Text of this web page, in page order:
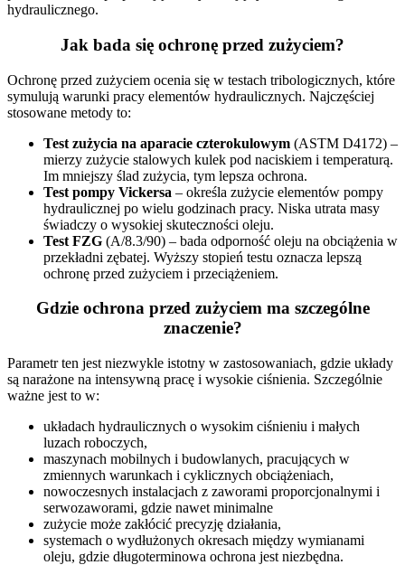
hydraulicznego.
Jak bada się ochronę przed zużyciem?
Ochronę przed zużyciem ocenia się w testach tribologicznych, które
symulują warunki pracy elementów hydraulicznych. Najczęściej
stosowane metody to:
Test zużycia na aparacie czterokulowym (ASTM D4172) –
mierzy zużycie stalowych kulek pod naciskiem i temperaturą.
Im mniejszy ślad zużycia, tym lepsza ochrona.
Test pompy Vickersa – określa zużycie elementów pompy
hydraulicznej po wielu godzinach pracy. Niska utrata masy
świadczy o wysokiej skuteczności oleju.
Test FZG (A/8.3/90) – bada odporność oleju na obciążenia w
przekładni zębatej. Wyższy stopień testu oznacza lepszą
ochronę przed zużyciem i przeciążeniem.
Gdzie ochrona przed zużyciem ma szczególne
znaczenie?
Parametr ten jest niezwykle istotny w zastosowaniach, gdzie układy
są narażone na intensywną pracę i wysokie ciśnienia. Szczególnie
ważne jest to w:
układach hydraulicznych o wysokim ciśnieniu i małych
luzach roboczych,
maszynach mobilnych i budowlanych, pracujących w
zmiennych warunkach i cyklicznych obciążeniach,
nowoczesnych instalacjach z zaworami proporcjonalnymi i
serwozaworami, gdzie nawet minimalne
zużycie może zakłócić precyzję działania,
systemach o wydłużonych okresach między wymianami
oleju, gdzie długoterminowa ochrona jest niezbędna.